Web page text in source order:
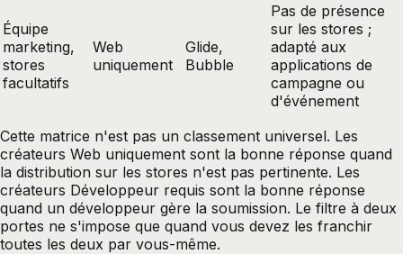
Équipe
marketing,
stores
facultatifs
Web
uniquement
Glide,
Bubble
Pas de présence
sur les stores ;
adapté aux
applications de
campagne ou
d'événement
Cette matrice n'est pas un classement universel. Les
créateurs Web uniquement sont la bonne réponse quand
la distribution sur les stores n'est pas pertinente. Les
créateurs Développeur requis sont la bonne réponse
quand un développeur gère la soumission. Le filtre à deux
portes ne s'impose que quand vous devez les franchir
toutes les deux par vous-même.